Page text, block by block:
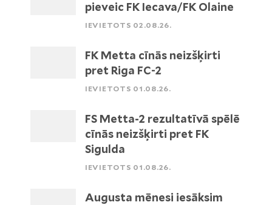
pieveic FK Iecava/FK Olaine
IEVIETOTS 02.08.26.
FK Metta cīnās neizšķirti
pret Riga FC-2
IEVIETOTS 01.08.26.
FS Metta-2 rezultatīvā spēlē
cīnās neizšķirti pret FK
Sigulda
IEVIETOTS 01.08.26.
Augusta mēnesi iesāksim